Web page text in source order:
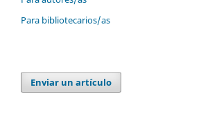
Para bibliotecarios/as
Enviar un artículo